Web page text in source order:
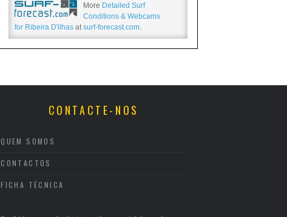
More Detailed Surf
Conditions & Webcams
for Ribeira D'ilhas at surf-forecast.com.
CONTACTE-NOS
QUEM SOMOS
CONTACTOS
FICHA TÉCNICA